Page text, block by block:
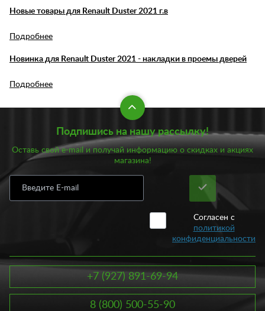
Новые товары для Renault Duster 2021 г.в
Подробнее
Новинка для Renault Duster 2021 - накладки в проемы дверей
Подробнее
Подпишись на нашу рассылку!
Оставь свой e-mail и получай информацию о скидках и акциях
магазина!
Согласен с
политикой
конфиденциальности
+7 (927) 891-69-94
8 (800) 500-55-90